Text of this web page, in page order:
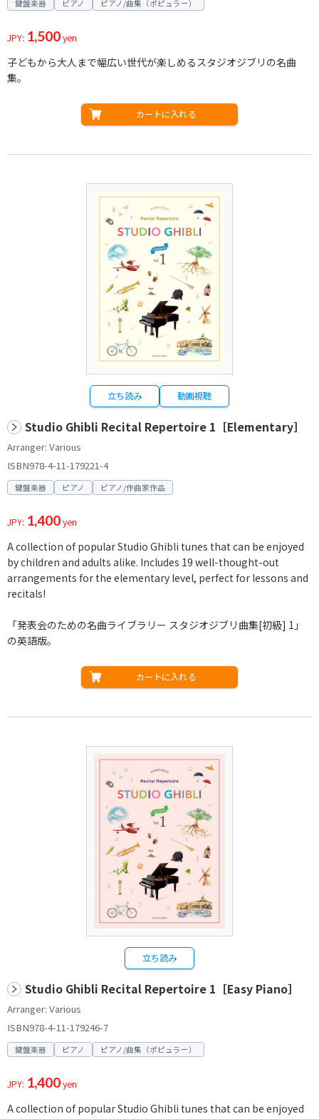
鍵盤楽器 ピアノ ピアノ/曲集（ポピュラー）
JPY: 1,500yen
子どもから大人まで幅広い世代が楽しめるスタジオジブリの名曲
集。
カートに入れる
立ち読み 動画視聴
Studio Ghibli Recital Repertoire 1［Elementary］
Arranger: Various
ISBN978-4-11-179221-4
鍵盤楽器 ピアノ ピアノ/作曲家作品
JPY: 1,400yen
A collection of popular Studio Ghibli tunes that can be enjoyed
by children and adults alike. Includes 19 well-thought-out
arrangements for the elementary level, perfect for lessons and
recitals!
「発表会のための名曲ライブラリー スタジオジブリ曲集[初級] 1」
の英語版。
カートに入れる
立ち読み
Studio Ghibli Recital Repertoire 1［Easy Piano］
Arranger: Various
ISBN978-4-11-179246-7
鍵盤楽器 ピアノ ピアノ/曲集（ポピュラー）
JPY: 1,400yen
A collection of popular Studio Ghibli tunes that can be enjoyed